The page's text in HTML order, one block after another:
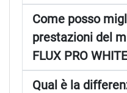
Come posso
prestazioni del
FLUX PRO
Qual è la